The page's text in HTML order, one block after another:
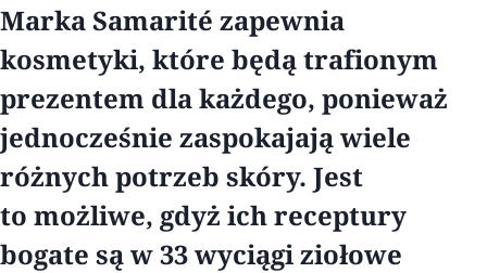
Marka Samarité zapewnia
kosmetyki, które będą trafionym
prezentem dla każdego, ponieważ
jednocześnie zaspokajają wiele
różnych potrzeb skóry. Jest
to możliwe, gdyż ich receptury
bogate są w 33 wyciągi ziołowe